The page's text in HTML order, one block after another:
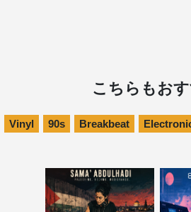
こちらもお
Vinyl 90s Breakbeat